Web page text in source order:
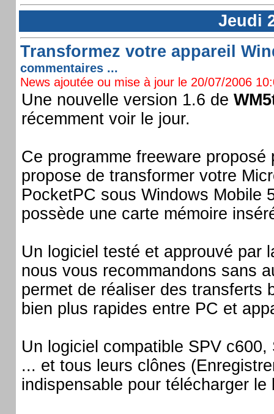
Jeudi
Transformez votre appareil
commentaires ...
News ajoutée ou mise à jour le 20/07/2006
Une nouvelle version 1.6 de
récemment voir le jour.
Ce programme freeware
propose de transformer votre
PocketPC sous Windows Mobile
possède une carte mémoire
Un logiciel testé et approuvé par
nous vous recommandons sans
permet de réaliser des transferts
bien plus rapides entre PC et
Un logiciel compatible SPV
... et tous leurs clônes
indispensable pour télécharger le